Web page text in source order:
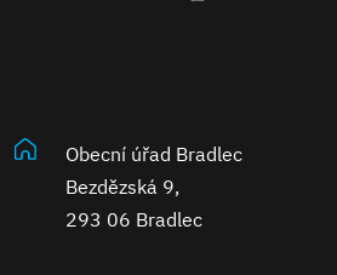
Obecní úřad Bradlec
Bezdězská 9,
293 06 Bradlec